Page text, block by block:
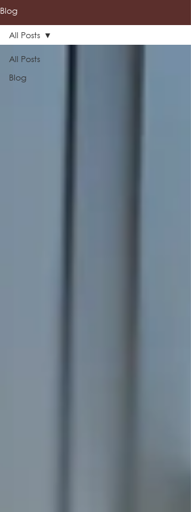
Blog
All Posts
Blog
All Posts